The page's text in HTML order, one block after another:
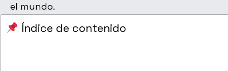
el mundo.
Índice de contenido